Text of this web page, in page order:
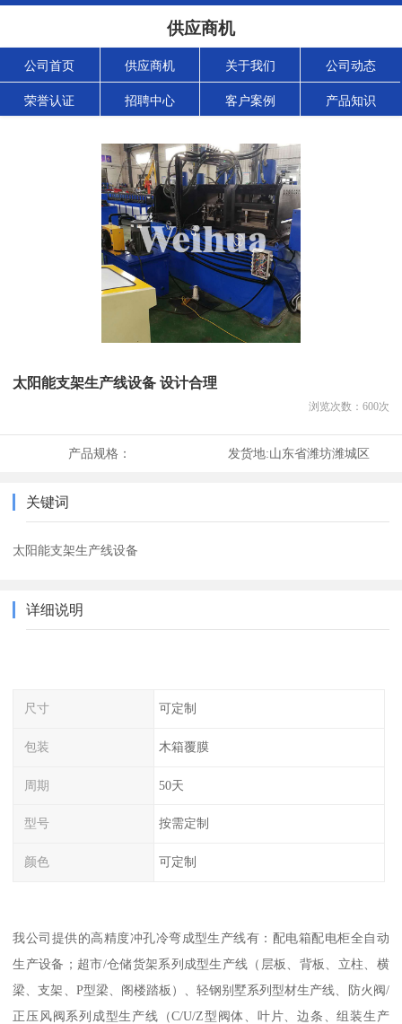
供应商机
公司首页 供应商机 关于我们 公司动态
荣誉认证 招聘中心 客户案例 产品知识
太阳能支架生产线设备 设计合理
浏览次数： 600次
产品规格： 发货地:山东省潍坊潍城区
关键词
太阳能支架生产线设备
详细说明
尺寸 可定制
包装 木箱覆膜
周期 50天
型号 按需定制
颜色 可定制
我公司提供的高精度冲孔冷弯成型生产线有：配电箱配电柜全自动
生产设备；超市/仓储货架系列成型生产线（层板、背板、立柱、横
梁、支架、P型梁、阁楼踏板）、轻钢别墅系列型材生产线、防火阀/
正压风阀系列成型生产线（C/U/Z型阀体、叶片、边条、组装生产